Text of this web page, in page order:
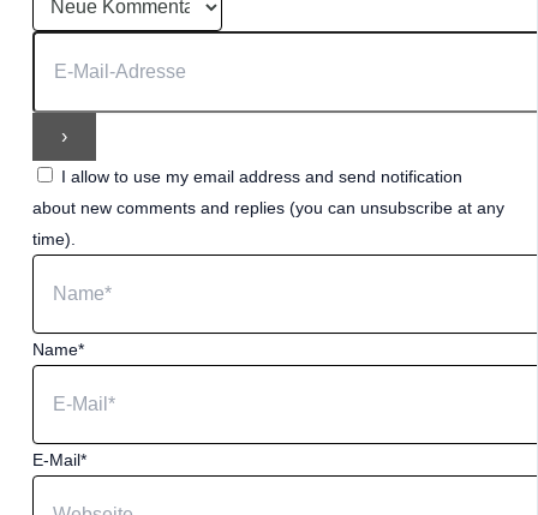
I allow to use my email address and send notification
about new comments and replies (you can unsubscribe at any
time).
Name*
E-Mail*